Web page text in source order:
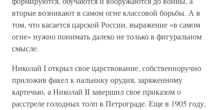
вторые возникают в самом огне классовой борьбы. А в
том, что касается царской России, выражение «в самом
огне» нужно понимать далеко не только в фигуральном
смысле.
Николай I открыл свое царствование, собственноручно
приложив факел к пальнику орудия, заряженному
картечью, а Николай II завершил свое приказом о
расстреле голодных толп в Петрограде. Еще в 1905 году,